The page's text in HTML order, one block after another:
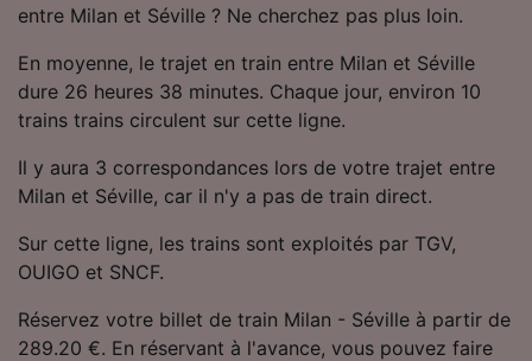
entre Milan et Séville ? Ne cherchez pas plus loin.
En moyenne, le trajet en train entre Milan et Séville
dure 26 heures 38 minutes. Chaque jour, environ 10
trains trains circulent sur cette ligne.
Il y aura 3 correspondances lors de votre trajet entre
Milan et Séville, car il n'y a pas de train direct.
Sur cette ligne, les trains sont exploités par TGV,
OUIGO et SNCF.
Réservez votre billet de train Milan - Séville à partir de
289.20 €. En réservant à l'avance, vous pouvez faire
Utiliser des données de géolocalisation
caractéristiques de l’appareil pour
l’identification. Stocker et/ou accéder à des
informations sur un appareil. Publicités et
contenu personnalisés, mesure de
performance des publicités et du contenu,
études d’audience et développement de
services.
Liste de nos partenaires (fournisseurs)